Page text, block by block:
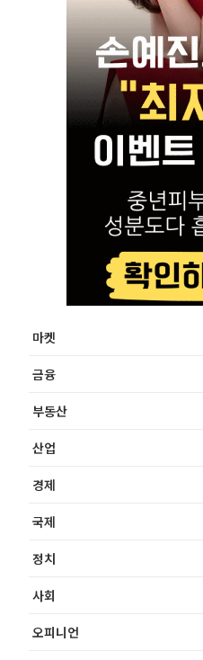
마켓
금융
부동산
산업
경제
국제
정치
사회
오피니언